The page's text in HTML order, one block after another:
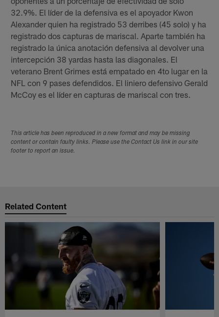
32.9%. El líder de la defensiva es el apoyador Kwon
Alexander quien ha registrado 53 derribes (45 solo) y ha
registrado dos capturas de mariscal. Aparte también ha
registrado la única anotación defensiva al devolver una
intercepción 38 yardas hasta las diagonales. El
veterano Brent Grimes está empatado en 4to lugar en la
NFL con 9 pases defendidos. El liniero defensivo Gerald
McCoy es el líder en capturas de mariscal con tres.
This article has been reproduced in a new format and may be missing
content or contain faulty links. Please use the Contact Us link in our site
footer to report an issue.
Related Content